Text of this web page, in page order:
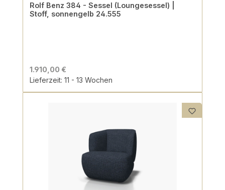
Rolf Benz 384 - Sessel (Loungesessel) |
Stoff, sonnengelb 24.555
1.910,00 €
Lieferzeit: 11 - 13 Wochen